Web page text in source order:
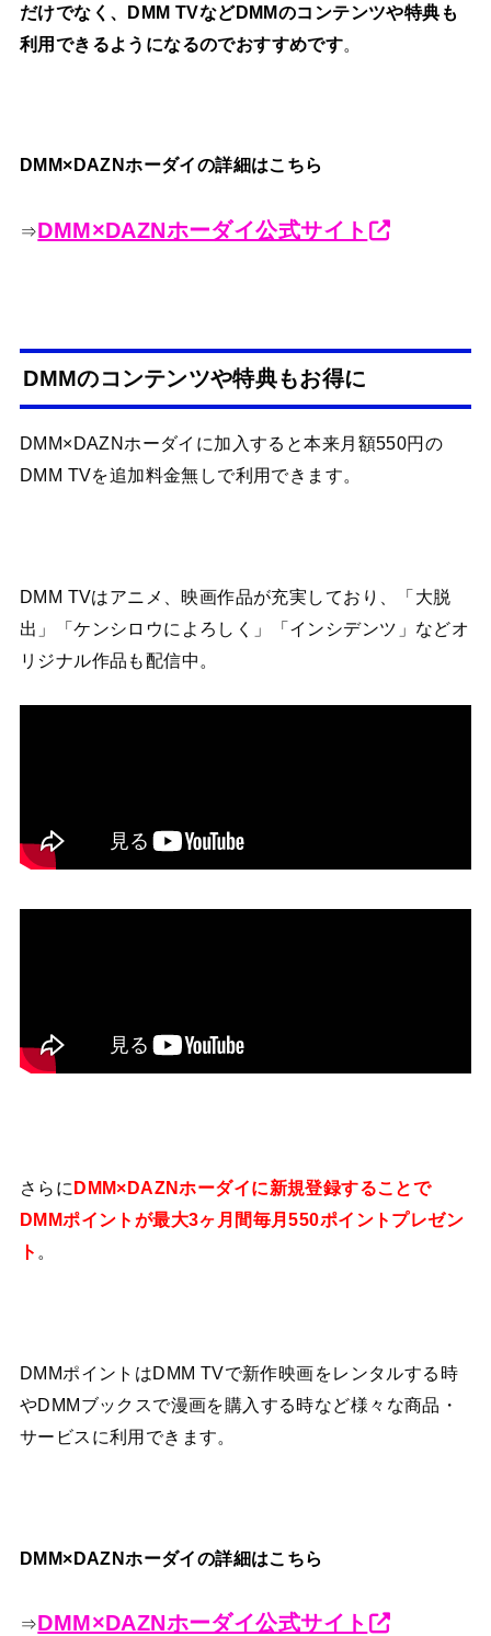
だけでなく、DMM TVなどDMMのコンテンツや特典も
利用できるようになるのでおすすめです。
DMM×DAZNホーダイの詳細はこちら
⇒DMM×DAZNホーダイ公式サイト
DMMのコンテンツや特典もお得に
DMM×DAZNホーダイに加入すると本来月額550円の
DMM TVを追加料金無しで利用できます。
DMM TVはアニメ、映画作品が充実しており、「大脱
出」「ケンシロウによろしく」「インシデンツ」などオ
リジナル作品も配信中。
さらに DMM×DAZNホーダイに新規登録することで
DMMポイントが最大3ヶ月間毎月550ポイントプレゼン
ト 。
DMMポイントはDMM TVで新作映画をレンタルする時
やDMMブックスで漫画を購入する時など様々な商品・
サービスに利用できます。
DMM×DAZNホーダイの詳細はこちら
⇒DMM×DAZNホーダイ公式サイト